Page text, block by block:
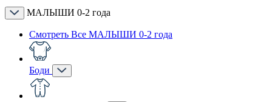
МАЛЫШИ 0-2 года
Смотреть Все МАЛЫШИ 0-2 года
Боди